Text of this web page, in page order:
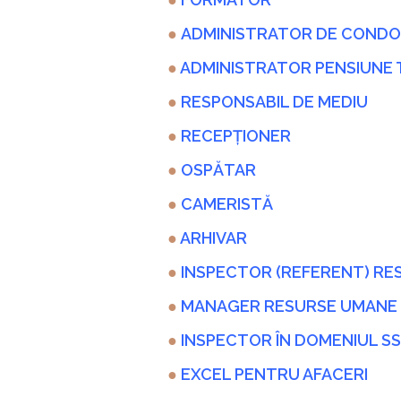
● ADMINISTRATOR DE
●ADMINISTRATOR PENSIUNE
● RESPONSABIL DE MEDIU
● RECEPȚIONER
● OSPĂTAR
● CAMERISTĂ
●ARHIVAR
● INSPECTOR (REFERENT)
● MANAGER RESURSE UMANE
● INSPECTOR ÎN DOMENIUL
● EXCEL PENTRU AFACERI